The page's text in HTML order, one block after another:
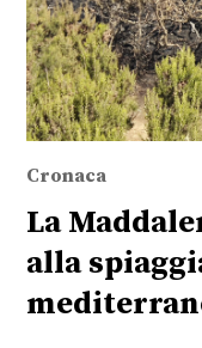
Cronaca
La
alla